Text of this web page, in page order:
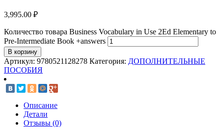
3,995.00 ₽
Количество товара Business Vocabulary in Use 2Ed Elementary to
Pre-Intermediate Book +answers
В корзину
Артикул: 9780521128278 Категория: ДОПОЛНИТЕЛЬНЫЕ
ПОСОБИЯ
Описание
Детали
Отзывы (0)